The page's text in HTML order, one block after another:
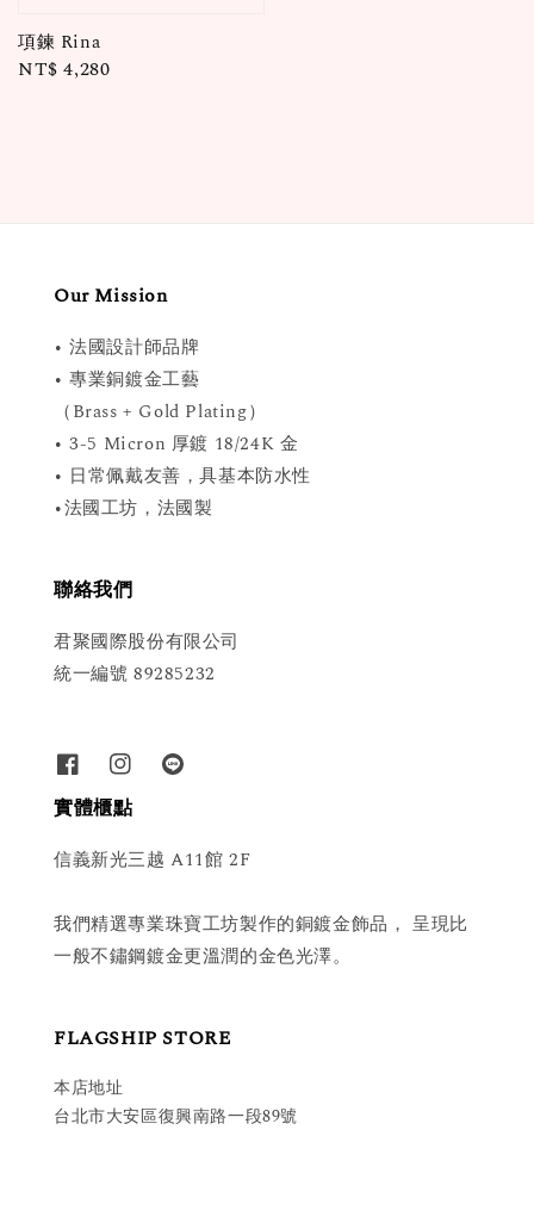
項鍊 Rina
Regular
NT$ 4,280
Our Mission
• 法國設計師品牌
• 專業銅鍍金工藝
（Brass + Gold Plating）
• 3-5 Micron 厚鍍 18/24K 金
• 日常佩戴友善，具基本防水性
•法國工坊，法國製
聯絡我們
君聚國際股份有限公司
統一編號 89285232
實體櫃點
信義新光三越 A11館 2F
我們精選專業珠寶工坊製作的銅鍍金飾品， 呈現比
一般不鏽鋼鍍金更溫潤的金色光澤。
FLAGSHIP STORE
本店地址
台北市大安區復興南路一段89號